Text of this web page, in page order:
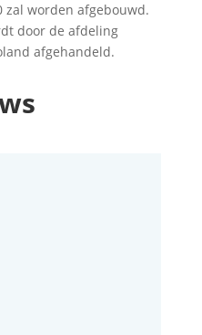
zal worden afgebouwd.
door de afdeling
afgehandeld.